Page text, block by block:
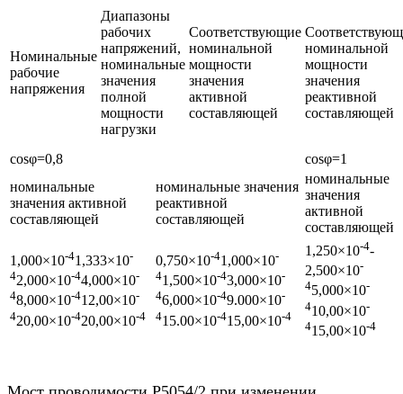
Номинальные
рабочие
напряжения
Диапазоны
рабочих
напряжений,
номинальные
значения
полной
мощности
нагрузки
Соответствующие
номинальной
мощности
значения
активной
составляющей
номинальной
мощности
значения
реактивной
составляющей
cosφ=0,8
cosφ=1
номинальные
значения активной
составляющей
номинальные значения
реактивной
составляющей
номинальные
значения
активной
составляющей
1,000×10-41,333×10-
42,000×10-44,000×10-
48,000×10-412,00×10-
420,00×10-420,00×10-4
0,750×10-41,000×10-
41,500×10-43,000×10-
46,000×10-49.000×10-
415.00×10-415,00×10-4
1,250×10-4-
2,500×10-
45,000×10-
410,00×10-
415,00×10-4